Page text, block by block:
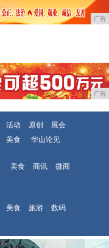
广告
广告
活动 原创
展会
美食 华山论见
美食 商讯
微商
美食 旅游
数码